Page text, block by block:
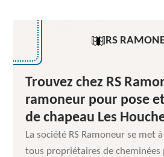
RS
Trouvez chez RS
ramoneur pour pose
de chapeau Les
La société RS Ramoneur se met
tous propriétaires de cheminées